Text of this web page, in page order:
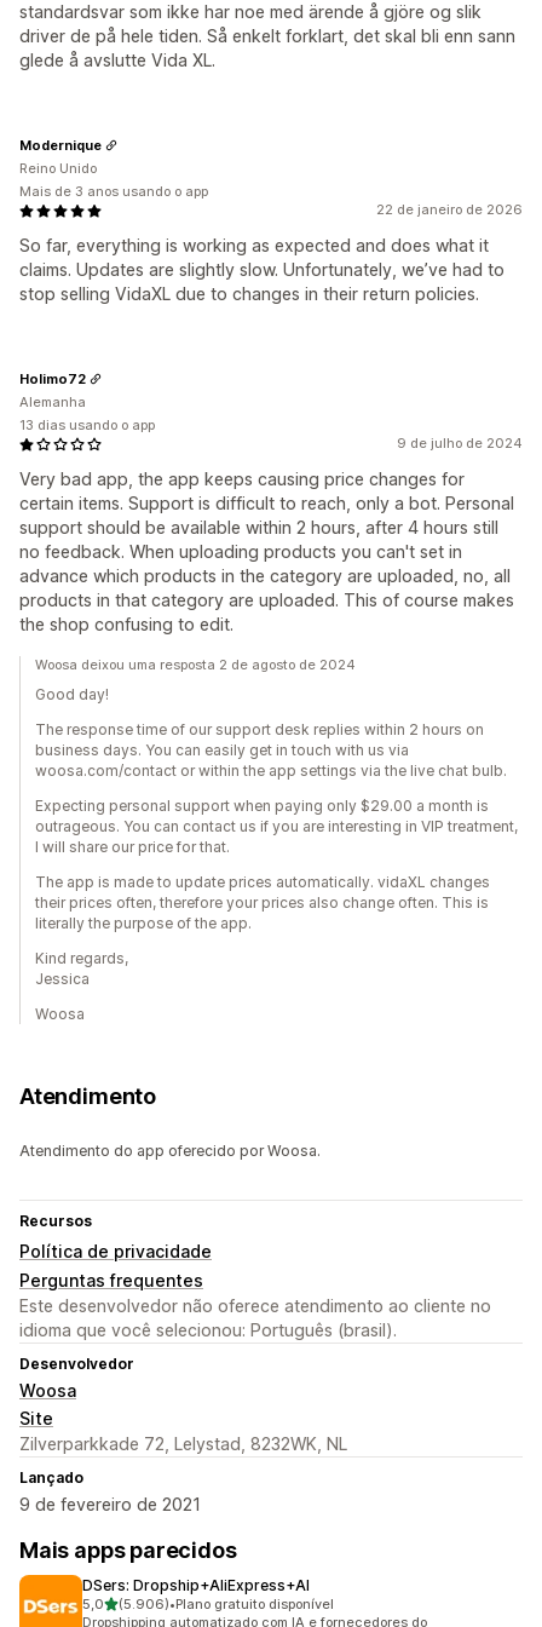
standardsvar som ikke har noe med ärende å gjöre og slik
driver de på hele tiden. Så enkelt forklart, det skal bli enn sann
glede å avslutte Vida XL.
22 de janeiro de 2026
So far, everything is working as expected and does what it
claims. Updates are slightly slow. Unfortunately, we’ve had to
stop selling VidaXL due to changes in their return policies.
Modernique
Reino Unido
Mais de 3 anos usando o app
9 de julho de 2024
Very bad app, the app keeps causing price changes for
certain items. Support is difficult to reach, only a bot. Personal
support should be available within 2 hours, after 4 hours still
no feedback. When uploading products you can't set in
advance which products in the category are uploaded, no, all
products in that category are uploaded. This of course makes
the shop confusing to edit.
Holimo72
Alemanha
13 dias usando o app
Woosa deixou uma resposta 2 de agosto de 2024
Good day!
The response time of our support desk replies within 2 hours on
business days. You can easily get in touch with us via
woosa.com/contact or within the app settings via the live chat bulb.
Expecting personal support when paying only $29.00 a month is
outrageous. You can contact us if you are interesting in VIP treatment,
I will share our price for that.
The app is made to update prices automatically. vidaXL changes
their prices often, therefore your prices also change often. This is
literally the purpose of the app.
Kind regards,
Jessica
Woosa
Atendimento
Atendimento do app oferecido por Woosa.
Recursos
Política de privacidade
Perguntas frequentes
Este desenvolvedor não oferece atendimento ao cliente no
idioma que você selecionou: Português (brasil).
Desenvolvedor
Woosa
Site
Zilverparkkade 72, Lelystad, 8232WK, NL
Lançado
9 de fevereiro de 2021
Mais apps parecidos
DSers: Dropship+AliExpress+AI
5,0de 5 estrelas
(5.906)
5906 avaliações ao todo
•Plano gratuito disponível
Dropshipping automatizado com IA e fornecedores do